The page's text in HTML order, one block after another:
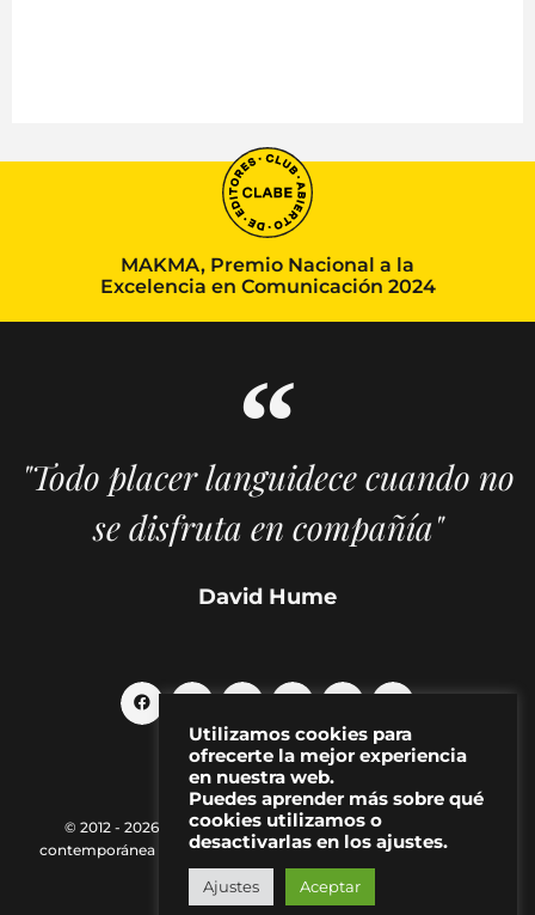
MAKMA, Premio Nacional a la
Excelencia en Comunicación 2024
"Todo placer languidece cuando no
se disfruta en compañía"
David Hume
© 2012 - 2026 MAKMA | Revista de artes visuales y cultura
contemporánea |
Política de Privacidad| Aviso Legal|Contacto
Utilizamos cookies para
ofrecerte la mejor experiencia
en nuestra web.
Puedes aprender más sobre qué
cookies utilizamos o
desactivarlas en los ajustes.
Ajustes Aceptar